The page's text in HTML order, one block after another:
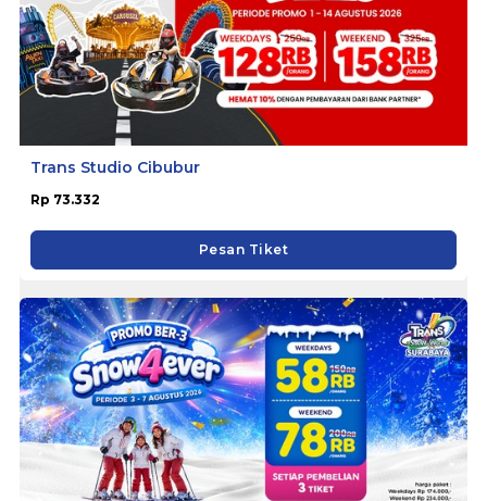
Trans Studio Cibubur
Rp 73.332
Pesan Tiket